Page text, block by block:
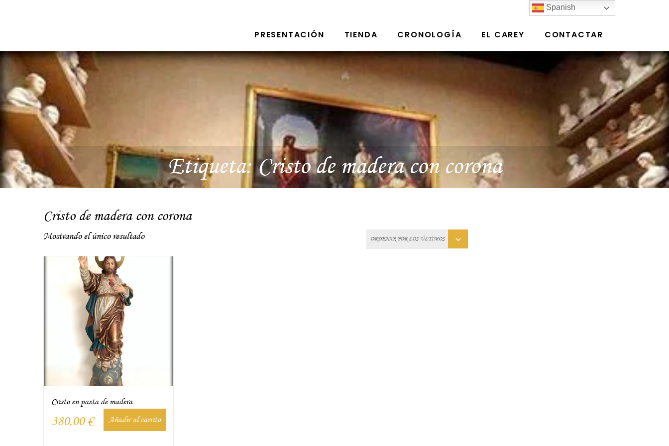
PRESENTACIÓN TIENDA CRONOLOGÍA EL CAREY CONTACTAR
Etiqueta:Cristo de madera con corona
Cristo de madera con corona
Mostrando el único resultado
Cristo en pasta de madera
380,00 € Añadir al carrito
Spanish